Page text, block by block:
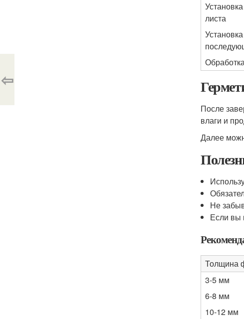
листа
Установка
После
влаги и
Далее
Не
Если вы
Толщина
3-5 мм
6-8 мм
10-12 мм
⇦